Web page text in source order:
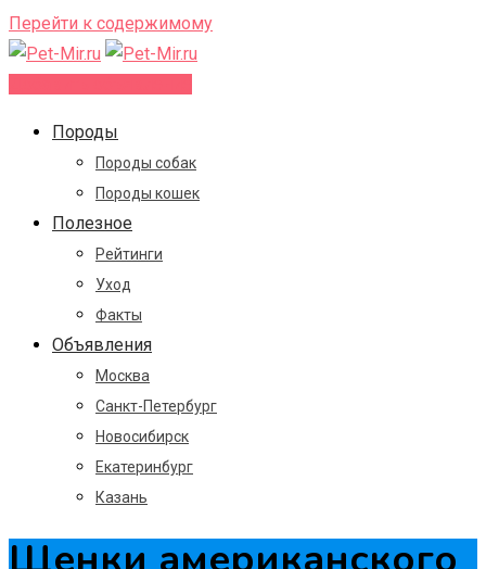
Перейти к содержимому
Породы
Породы собак
Породы кошек
Полезное
Рейтинги
Уход
Факты
Объявления
Москва
Санкт-Петербург
Новосибирск
Екатеринбург
Казань